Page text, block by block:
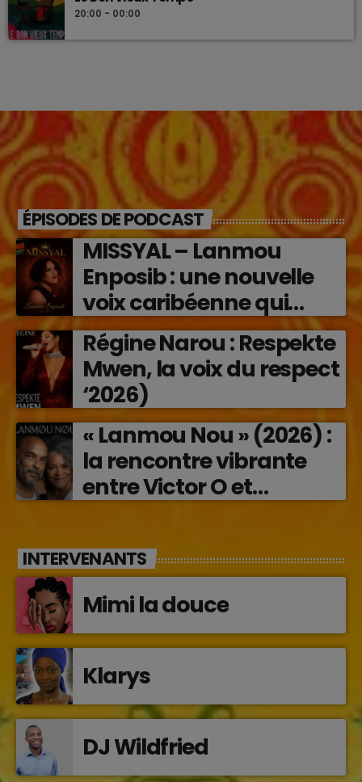
20:00 - 00:00
ÉPISODES DE PODCAST
MISSYAL – Lanmou
Enposib : une nouvelle
voix caribéenne qui
transforme les émotions
en musique (2026)
Régine Narou : Respekte
Mwen, la voix du respect
‘2026)
« Lanmou Nou » (2026) :
la rencontre vibrante
entre Victor O et
INTERVENANTS
Mimi la douce
Klarys
DJ Wildfried